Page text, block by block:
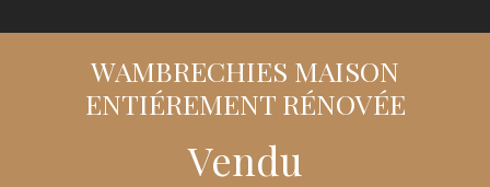
WAMBRECHIES MAISON
ENTIÉREMENT RÉNOVÉE
Vendu